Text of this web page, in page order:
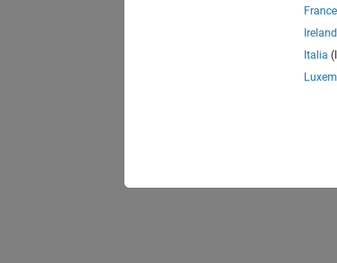
France
Ireland
Italia